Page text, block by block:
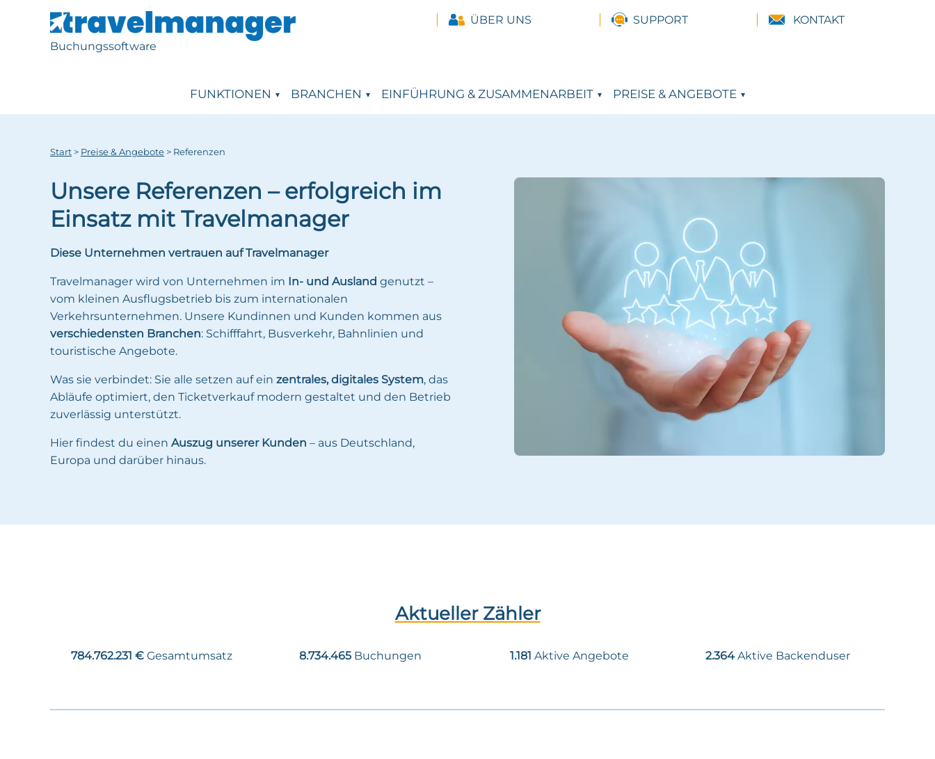
Buchungssoftware
ÜBER UNS SUPPORT KONTAKT
FUNKTIONEN BRANCHEN EINFÜHRUNG & ZUSAMMENARBEIT PREISE & ANGEBOTE
Start > Preise & Angebote > Referenzen
Unsere Referenzen – erfolgreich im
Einsatz mit Travelmanager
Diese Unternehmen vertrauen auf Travelmanager
Travelmanager wird von Unternehmen im In- und Ausland genutzt –
vom kleinen Ausflugsbetrieb bis zum internationalen
Verkehrsunternehmen. Unsere Kundinnen und Kunden kommen aus
verschiedensten Branchen: Schifffahrt, Busverkehr, Bahnlinien und
touristische Angebote.
Was sie verbindet: Sie alle setzen auf ein zentrales, digitales System, das
Abläufe optimiert, den Ticketverkauf modern gestaltet und den Betrieb
zuverlässig unterstützt.
Hier findest du einen Auszug unserer Kunden – aus Deutschland,
Europa und darüber hinaus.
Aktueller Zähler
784.762.231 € Gesamtumsatz 8.734.465 Buchungen 1.181 Aktive Angebote 2.364 Aktive Backenduser